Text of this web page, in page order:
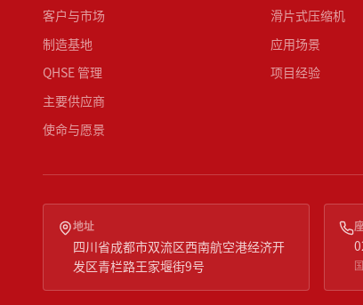
客户与市场
制造基地
QHSE 管理
主要供应商
使命与愿景
滑片式压缩机
应用场景
项目经验
地址
四川省成都市双流区西南航空港经济开
发区青栏路王家堰街9号